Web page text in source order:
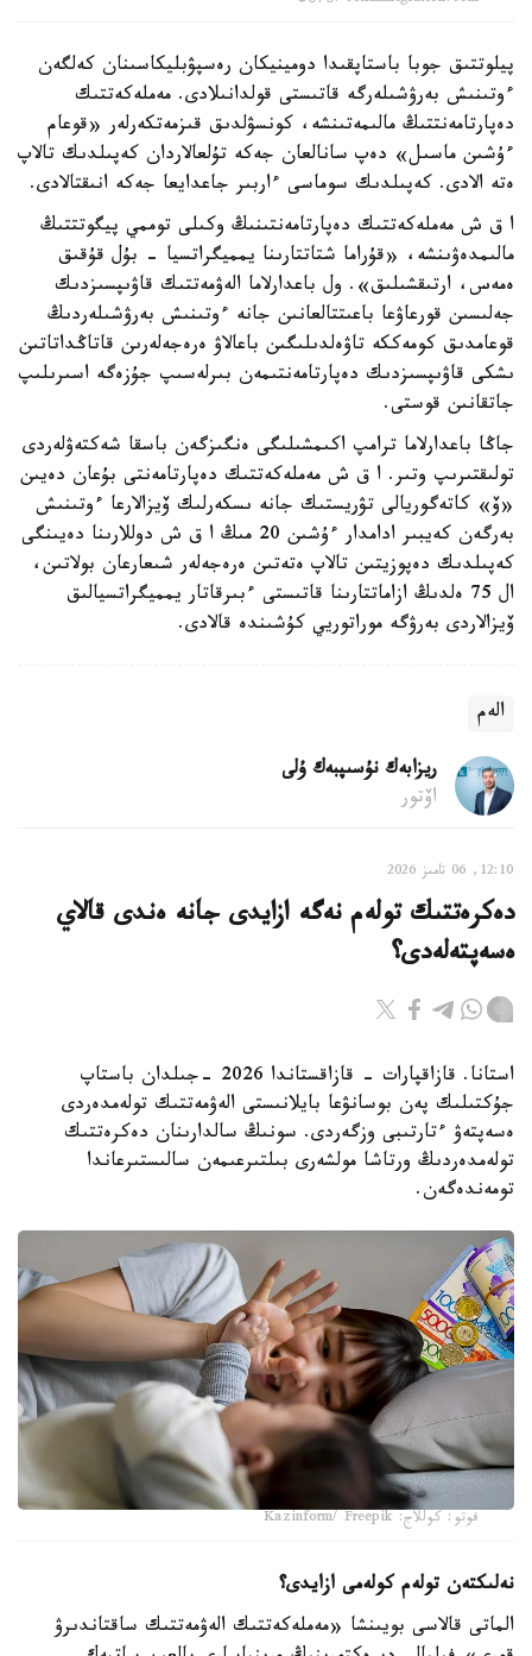
پيلوتتىق جوبا باستاپقىدا دومينيكان رەسپۋبليكاسىنان كەلگەن
ءوتىنىش بەرۋشىلەرگە قاتىستى قولدانىلادى. مەملەكەتتىك
دەپارتامەنتتىڭ مالىمەتىنشە، كونسۋلدىق قىزمەتكەرلەر «قوعام
ءۇشىن ماسىل» دەپ سانالعان جەكە تۇلعالاردان كەپىلدىك تالاپ
ەتە الادى. كەپىلدىك سوماسى ءاربىر جاعدايعا جەكە انىقتالادى.
ا ق ش مەملەكەتتىك دەپارتامەنتىنىڭ وكىلى توممي پيگوتتتىڭ
مالىمدەۋىنشە، «قۇراما شتاتتارىنا يمميگراتسيا - بۇل قۇقىق
ەمەس، ارتىقشىلىق». ول باعدارلاما الەۋمەتتىك قاۋىپسىزدىك
جەلىسىن قورعاۋعا باعىتتالعانىن جانە ءوتىنىش بەرۋشىلەردىڭ
قوعامدىق كومەككە تاۋەلدىلىگىن باعالاۋ ەرەجەلەرىن قاتاڭداتاتىن
ىشكى قاۋىپسىزدىك دەپارتامەنتىمەن بىرلەسىپ جۇزەگە اسىرىلىپ
جاتقانىن قوستى.
جاڭا باعدارلاما ترامپ اكىمشىلىگى ەنگىزگەن باسقا شەكتەۋلەردى
تولىقتىرىپ وتىر. ا ق ش مەملەكەتتىك دەپارتامەنتى بۇعان دەيىن
«ۆ» كاتەگوريالى تۋريستىك جانە ىسكەرلىك ۆيزالارعا ءوتىنىش
بەرگەن كەيبىر ادامدار ءۇشىن 20 مىڭ ا ق ش دوللارىنا دەيىنگى
كەپىلدىك دەپوزيتىن تالاپ ەتەتىن ەرەجەلەر شىعارعان بولاتىن،
ال 75 ەلدىڭ ازاماتتارىنا قاتىستى ءبىرقاتار يمميگراتسيالىق
ۆيزالاردى بەرۋگە موراتوريي كۇشىندە قالادى.
الەم
ريزابەك نۇسىپبەك ۇلى
اۆتور
12:10, 06 تامىز 2026
دەكرەتتىك تولەم نەگە ازايدى جانە ەندى قالاي
ەسەپتەلەدى؟
استانا. قازاقپارات - قازاقستاندا 2026 -جىلدان باستاپ
جۇكتىلىك پەن بوسانۋعا بايلانىستى الەۋمەتتىك تولەمدەردى
ەسەپتەۋ ءتارتىبى وزگەردى. سونىڭ سالدارىنان دەكرەتتىك
تولەمدەردىڭ ورتاشا مولشەرى بىلتىرعىمەن سالىستىرعاندا
تومەندەگەن.
فوتو: كوللاج: Kazinform/ Freepik
نەلىكتەن تولەم كولەمى ازايدى؟
الماتى قالاسى بويىنشا «مەملەكەتتىك الەۋمەتتىك ساقتاندىرۋ